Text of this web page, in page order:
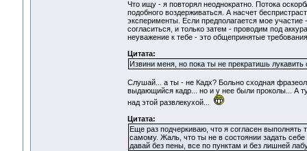
Что ищу - я повторял неоднократно. Потока
подобного воздерживаться. А насчет
эксперименты. Если предполагается мое
согласиться, и только затем - проводим под
неуважение к тебе - это общепринятые
Цитата:
Извини меня, но пока ты не прекратишь
Слушай... а ты - не Кадх? Больно сходная
выдающийся кадр... но и у нее были проколы... А
над этой развлекухой...
Цитата:
Еще раз подчеркиваю, что я согласен выполнять
самому. Жаль, что ты не в состоянии задать себе
давай без пены, все по пунктам и без лишней